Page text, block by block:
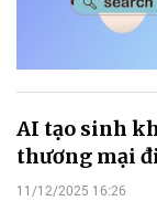
AI tạo sinh
thương mại
11/12/2025 16:26